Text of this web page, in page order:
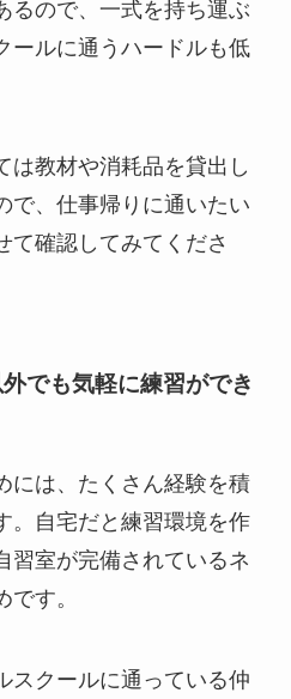
るので、一式を持ち運ぶ
ールに通うハードルも低
は教材や消耗品を貸出し
で、仕事帰りに通いたい
て確認してみてくださ
でも気軽に練習ができ
には、たくさん経験を積
。自宅だと練習環境を作
習室が完備されているネ
す。
スクールに通っている仲